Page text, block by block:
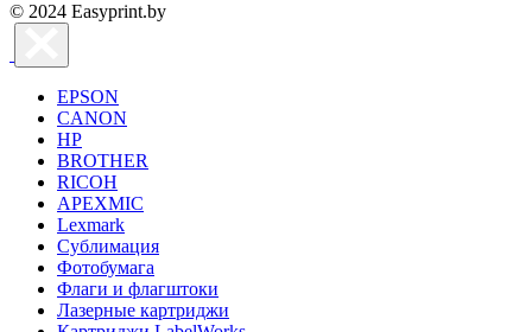
© 2024 Easyprint.by
EPSON
CANON
HP
BROTHER
RICOH
APEXMIC
Lexmark
Сублимация
Фотобумага
Флаги и флагштоки
Лазерные картриджи